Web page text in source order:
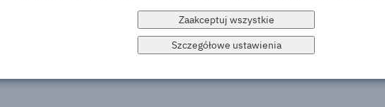
Zaakceptuj wszystkie
Szczegółowe ustawienia